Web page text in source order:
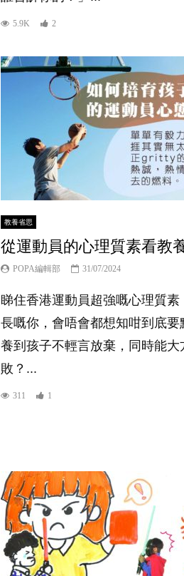
5.9K 2
教養省思
從運動員的心理質素看教
POPA編輯部 31/07/2024
睇住香港運動員超強嘅心理質素
長嘅你，會唔會都想知咁到底要
養到孩子不輕言放棄，同時能大
敗？...
311 1